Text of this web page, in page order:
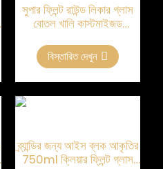
সুপার ফ্লিন্ট রাউন্ড লিকার গ্লাস
বোতল খালি কাস্টমাইজড
বিস্তারিত দেখুন
ব্র্যান্ডির জন্য আইস ব্লক আকৃতির
750ml ক্লিয়ার ফ্লিন্ট গ্লাস